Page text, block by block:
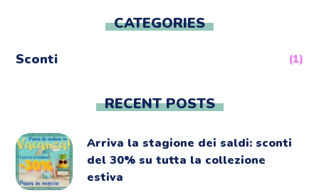
CATEGORIES
Sconti (1)
RECENT POSTS
Arriva la stagione dei saldi: sconti
del 30% su tutta la collezione
estiva